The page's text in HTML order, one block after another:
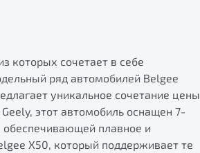
которых сочетает в себе
ряд автомобилей Belgee
уникальное сочетание цены
этот автомобиль оснащен 7-
обеспечивающей плавное и
X50, который поддерживает те